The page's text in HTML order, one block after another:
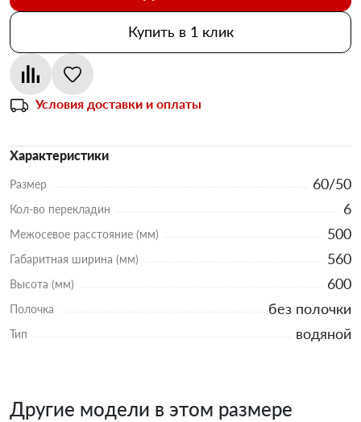
Купить в 1 клик
Условия доставки и оплаты
Характеристики
Размер 60/50
Кол-во перекладин 6
Межосевое расстояние (мм) 500
Габаритная ширина (мм) 560
Высота (мм) 600
Полочка без полочки
Тип водяной
Другие модели в этом размере